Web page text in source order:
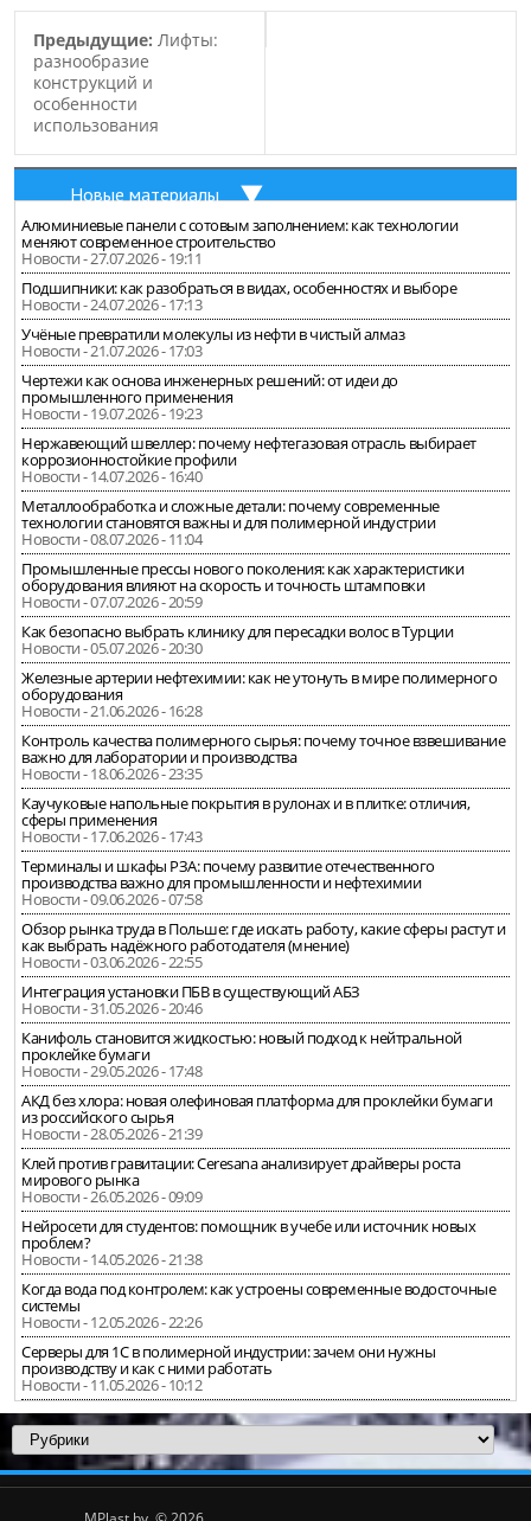
Предыдущие: Лифты:
разнообразие
конструкций и
особенности
использования
Новые материалы
Алюминиевые панели с сотовым заполнением: как технологии
меняют современное строительство
Новости - 27.07.2026 - 19:11
Подшипники: как разобраться в видах, особенностях и выборе
Новости - 24.07.2026 - 17:13
Учёные превратили молекулы из нефти в чистый алмаз
Новости - 21.07.2026 - 17:03
Чертежи как основа инженерных решений: от идеи до
промышленного применения
Новости - 19.07.2026 - 19:23
Нержавеющий швеллер: почему нефтегазовая отрасль выбирает
коррозионностойкие профили
Новости - 14.07.2026 - 16:40
Металлообработка и сложные детали: почему современные
технологии становятся важны и для полимерной индустрии
Новости - 08.07.2026 - 11:04
Промышленные прессы нового поколения: как характеристики
оборудования влияют на скорость и точность штамповки
Новости - 07.07.2026 - 20:59
Как безопасно выбрать клинику для пересадки волос в Турции
Новости - 05.07.2026 - 20:30
Железные артерии нефтехимии: как не утонуть в мире полимерного
оборудования
Новости - 21.06.2026 - 16:28
Контроль качества полимерного сырья: почему точное взвешивание
важно для лаборатории и производства
Новости - 18.06.2026 - 23:35
Каучуковые напольные покрытия в рулонах и в плитке: отличия,
сферы применения
Новости - 17.06.2026 - 17:43
Терминалы и шкафы РЗА: почему развитие отечественного
производства важно для промышленности и нефтехимии
Новости - 09.06.2026 - 07:58
Обзор рынка труда в Польше: где искать работу, какие сферы растут и
как выбрать надёжного работодателя (мнение)
Новости - 03.06.2026 - 22:55
Интеграция установки ПБВ в существующий АБЗ
Новости - 31.05.2026 - 20:46
Канифоль становится жидкостью: новый подход к нейтральной
проклейке бумаги
Новости - 29.05.2026 - 17:48
АКД без хлора: новая олефиновая платформа для проклейки бумаги
из российского сырья
Новости - 28.05.2026 - 21:39
Клей против гравитации: Ceresana анализирует драйверы роста
мирового рынка
Новости - 26.05.2026 - 09:09
Нейросети для студентов: помощник в учебе или источник новых
проблем?
Новости - 14.05.2026 - 21:38
Когда вода под контролем: как устроены современные водосточные
системы
Новости - 12.05.2026 - 22:26
Серверы для 1С в полимерной индустрии: зачем они нужны
производству и как с ними работать
Новости - 11.05.2026 - 10:12